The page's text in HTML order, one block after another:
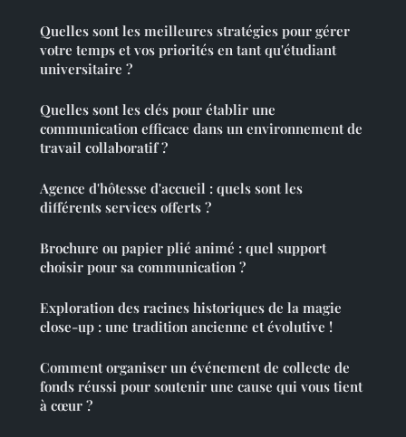
Quelles sont les meilleures stratégies pour gérer
votre temps et vos priorités en tant qu'étudiant
universitaire ?
Quelles sont les clés pour établir une
communication efficace dans un environnement de
travail collaboratif ?
Agence d'hôtesse d'accueil : quels sont les
différents services offerts ?
Brochure ou papier plié animé : quel support
choisir pour sa communication ?
Exploration des racines historiques de la magie
close-up : une tradition ancienne et évolutive !
Comment organiser un événement de collecte de
fonds réussi pour soutenir une cause qui vous tient
à cœur ?